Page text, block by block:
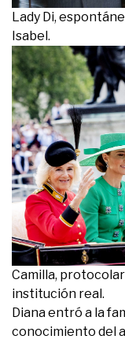
Lady Di,
Isabel.
Camilla,
institución real.
Diana entró a la
conocimiento del